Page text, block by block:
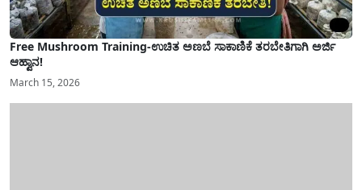
Free Mushroom Training-ಉಚಿತ ಅಣಬೆ ಸಾಕಾಣಿಕೆ ತರಬೇತಿಗಾಗಿ ಅರ್ಜಿ
ಆಹ್ವಾನ!
March 15, 2026